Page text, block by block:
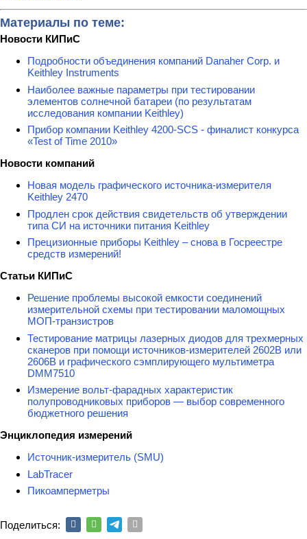
Материалы по теме:
Новости КИПиС
Подробности объединения компаний Danaher Corp. и
Keithley Instruments
Наиболее важные параметры при тестировании
элементов солнечной батареи (по результатам
исследования компании Keithley)
Прибор компании Keithley 4200-SCS - финалист конкурса
«Test of Time 2010»
Новости компаний
Новая модель графического источника-измерителя
Keithley 2470
Продлен срок действия свидетельств об утверждении
типа СИ на источники питания Keithley
Прецизионные приборы Keithley – снова в Госреестре
средств измерений!
Статьи КИПиС
Решение проблемы высокой емкости соединений
измерительной схемы при тестировании маломощных
МОП-транзистров
Тестирование матрицы лазерных диодов для трехмерных
сканеров при помощи источников-измерителей 2602B или
2606B и графического сэмплирующего мультиметра
DMM7510
Измерение вольт-фарадных характеристик
полупроводниковых приборов — выбор современного
бюджетного решения
Энциклопедия измерений
Источник-измеритель (SMU)
LabTracer
Пикоамперметры
Поделиться: